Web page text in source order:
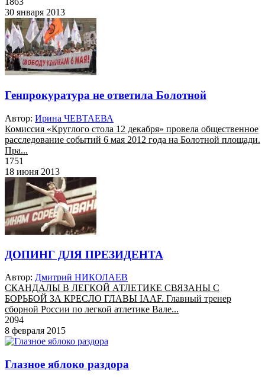
30 января 2013
Генпрокуратура не ответила Болотной
Автор: Ирина ЧЕВТАЕВА
Комиссия «Круглого стола 12 декабря» провела общественное
расследование событий 6 мая 2012 года на Болотной площади.
Пра...
1751
18 июня 2013
ДОПИНГ ДЛЯ ПРЕЗИДЕНТА
Автор: Дмитрий НИКОЛАЕВ
СКАНДАЛЫ В ЛЕГКОЙ АТЛЕТИКЕ СВЯЗАНЫ С
БОРЬБОЙ ЗА КРЕСЛО ГЛАВЫ IAAF. Главный тренер
сборной России по легкой атлетике Вале...
2094
8 февраля 2015
Глазное яблоко раздора